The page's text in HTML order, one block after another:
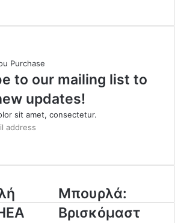
Purchase
to our mailing list to
updates!
sit amet, consectetur.
Μπουρλά:
Βρισκόμαστ